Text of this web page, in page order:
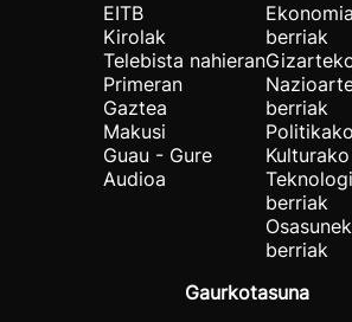
EITB
Kirolak
Telebista nahieran
Primeran
Gaztea
Makusi
Guau - Gure
Audioa
berriak
berriak
berriak
berriak
Gaurkotasuna